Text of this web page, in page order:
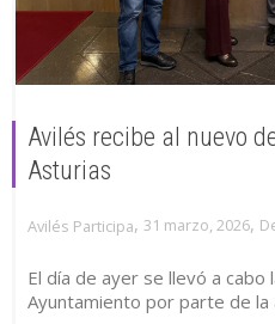
Avilés recibe al nuevo
Asturias
Avilés Participa, 31 marzo, 2026,
El día de ayer se llevó a cabo
Ayuntamiento por parte de la